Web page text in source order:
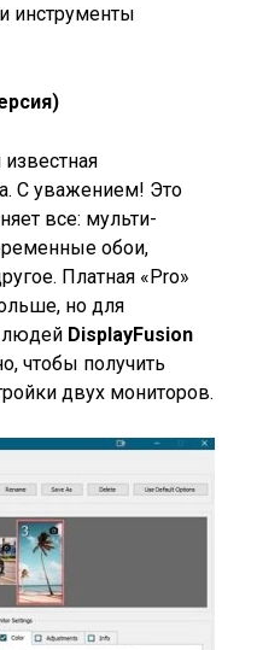
инструменты
С уважением! Это
все: мульти-
обои,
Платная «Pro»
но для
людей DisplayFusion
чтобы получить
двух мониторов.